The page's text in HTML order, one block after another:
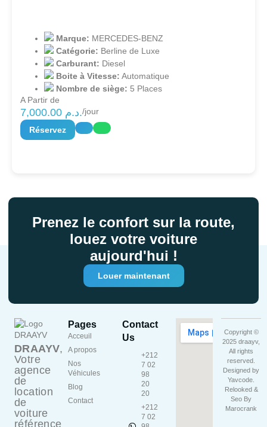
Marque: MERCEDES-BENZ
Catégorie: Berline de Luxe
Carburant: Diesel
Boite à Vitesse: Automatique
Nombre de siège: 5 Places
A Partir de
7,000.00 د.م./jour
Réservez
Prenez le confort sur la route,
louez votre voiture
aujourd'hui !
Louer maintenant
DRAAYV,
Votre
agence
de
location
de
voiture
référence
Pages
Acceuil
A propos
Nos
Véhicules
Blog
Contact
Contact
Us
+212
7 02
98
20
20
+212
7 02
Copyright ©
2025 draayv,
All rights
reserved.
Designed by
Yavcode
Relooked &
Seo By
Marocrank